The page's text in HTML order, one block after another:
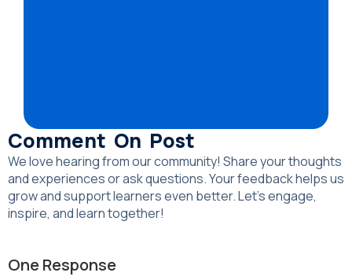
Comment On Post
We love hearing from our community! Share your thoughts
and experiences or ask questions. Your feedback helps us
grow and support learners even better. Let’s engage,
inspire, and learn together!
One Response